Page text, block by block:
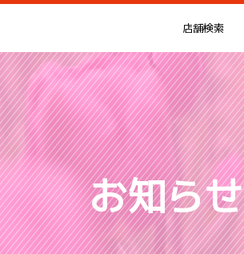
店舗検索
お知らせ